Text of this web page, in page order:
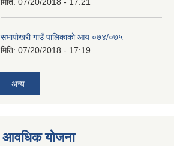
सभापोखरी गाउँ पालिकाको आय ०७४/०७५
मिति: 07/20/2018 - 17:19
अन्य
आवधिक योजना